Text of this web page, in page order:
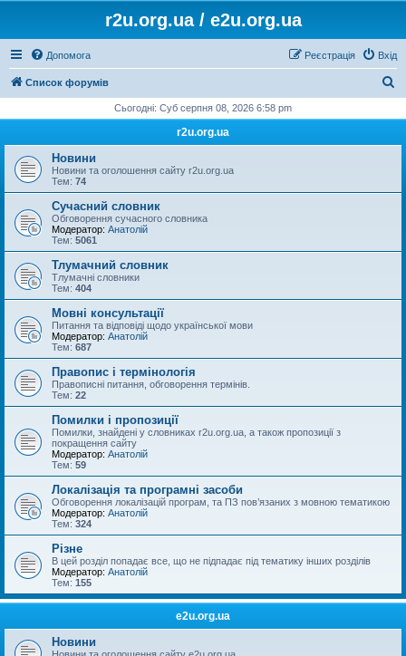
r2u.org.ua / e2u.org.ua
Допомога Вхід
Реєстрація
Список форумів
у
Сьогодні: Суб серпня 08, 2026 6:58 pm
r2u.org.ua
Новини
Новини та оголошення сайту r2u.org.ua
Тем: 74
Сучасний словник
Обговорення сучасного словника
Модератор: Анатолій
Тем: 5061
Тлумачний словник
Тлумачні словники
Тем: 404
Мовні консультації
Питання та відповіді щодо української мови
Модератор: Анатолій
Тем: 687
Правопис і термінологія
Правописні питання, обговорення термінів.
Тем: 22
Помилки і пропозиції
Помилки, знайдені у словниках r2u.org.ua, а також пропозиції з
покращення сайту
Модератор: Анатолій
Тем: 59
Локалізація та програмні засоби
Обговорення локалізацій програм, та ПЗ пов’язаних з мовною тематикою
Модератор: Анатолій
Тем: 324
Різне
В цей розділ попадає все, що не підпадає під тематику інших розділів
Модератор: Анатолій
Тем: 155
e2u.org.ua
Новини